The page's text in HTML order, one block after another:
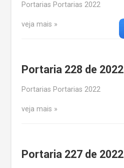
Portarias Portarias 2022
veja mais
Portaria 228 de 2022
Portarias Portarias 2022
veja mais
Portaria 227 de 2022